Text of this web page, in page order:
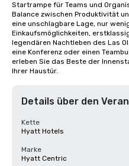
Startrampe für Teams und
Balance zwischen Produktivität
eine unschlagbare Lage, nur
Einkaufsmöglichkeiten,
legendären Nachtleben des Las
eine Konferenz oder einen
erleben Sie das Beste der
Ihrer Haustür.
Details über den
Kette
Hyatt Hotels
Marke
Hyatt Centric